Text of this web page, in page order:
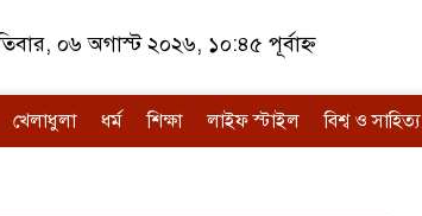
০৬ অগাস্ট ২০২৬, ১০:৪৫ পূর্বাহ্ন
খেলাধুলা ধর্ম শিক্ষা লাইফ স্টাইল বিশ্ব ও সাহিত্য